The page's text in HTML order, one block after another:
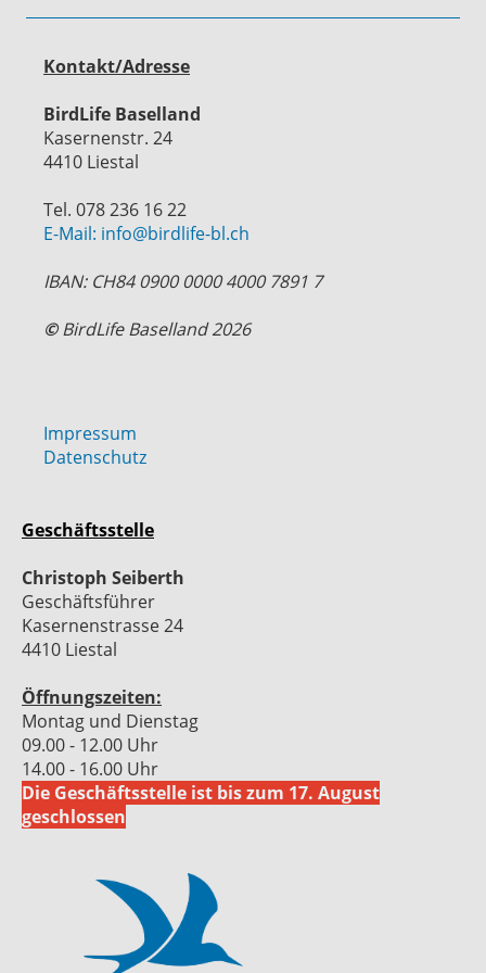
Kontakt/Adresse
BirdLife Baselland
Kasernenstr. 24
4410 Liestal
Tel. 078 236 16 22
E-Mail: info@birdlife-bl.ch
IBAN: CH84 0900 0000 4000 7891 7
©BirdLife Baselland 2026
Impressum
Datenschutz
Geschäftsstelle
Christoph Seiberth
Geschäftsführer
Kasernenstrasse 24
4410 Liestal
Öffnungszeiten:
Montag und Dienstag
09.00 - 12.00 Uhr
14.00 - 16.00 Uhr
Die Geschäftsstelle ist bis zum 17. August
geschlossen